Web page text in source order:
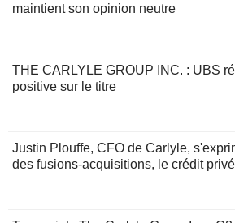
maintient son opinion neutre
THE CARLYLE GROUP INC. : UBS
positive sur le titre
Justin Plouffe, CFO de Carlyle,
des fusions-acquisitions, le crédit